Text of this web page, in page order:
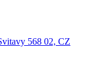
568 02, CZ